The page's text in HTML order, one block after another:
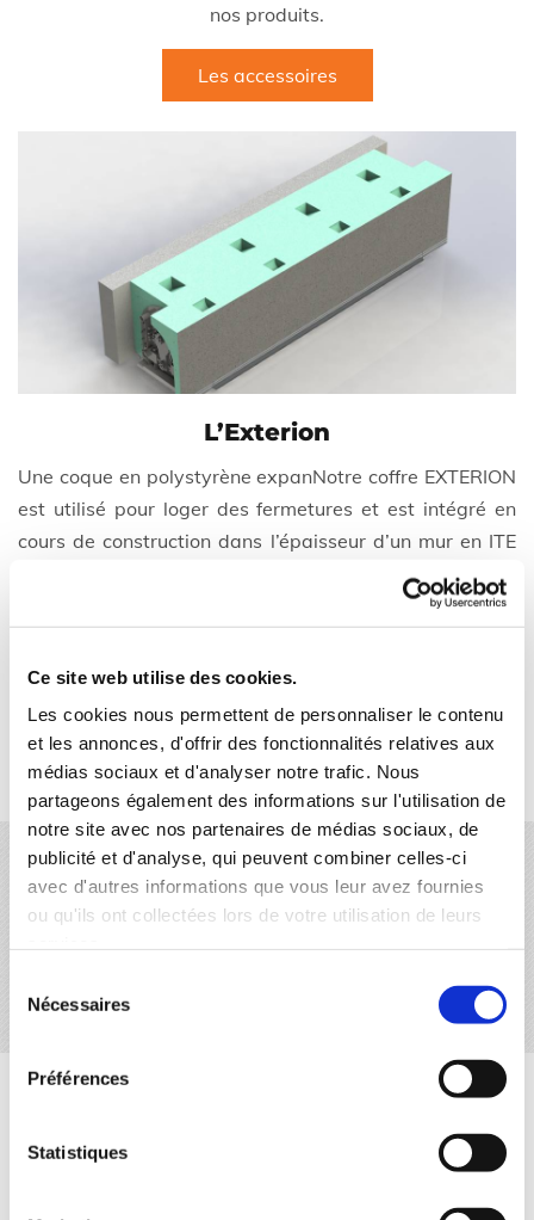
Ce site web utilise des cookies.
Les cookies nous permettent de personnaliser le contenu
et les annonces, d'offrir des fonctionnalités relatives aux
médias sociaux et d'analyser notre trafic. Nous
partageons également des informations sur l'utilisation de
notre site avec nos partenaires de médias sociaux, de
publicité et d'analyse, qui peuvent combiner celles-ci
avec d'autres informations que vous leur avez fournies
ou qu'ils ont collectées lors de votre utilisation de leurs
Nécessaires
Préférences
Statistiques
nos produits.
Les accessoires
L’Exterion
Une coque en polystyrène expanNotre coffre EXTERION
est utilisé pour loger des fermetures et est intégré en
cours de construction dans l’épaisseur d’un mur en ITE
(Isolation extérieur), en dessous d’une dalle ou d’un
linteau, et au-dessus de la menuiserie. Ils sont réalisés
coffre tunnel en polystyrène expansé armé (classique ou
Neolution®) dont on augmente l’épaisseur avec une
couche
de polystyrène supplémentaire. Des joues en
polystyrène sont également fournies.
Les coffres à dimension
Coffrélite conçoit et fabrique également différents
Nos coffres cintrés sont utilisés pour loger des
fermetures et sont intégrés en cours de construction
dans l’épaisseur d’un mur et dans une ouverture en arc.